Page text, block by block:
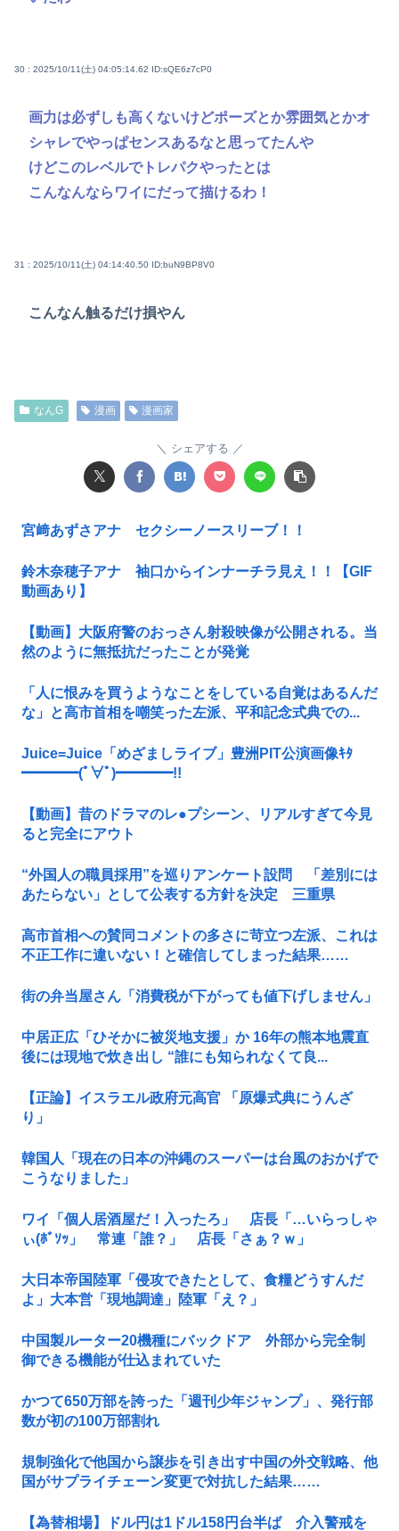
30 : 2025/10/11(土) 04:05:14.62 ID:sQE6z7cP0
画力は必ずしも高くないけどポーズとか雰囲気とかオ
シャレでやっぱセンスあるなと思ってたんや
けどこのレベルでトレパクやったとは
こんなんならワイにだって描けるわ！
31 : 2025/10/11(土) 04:14:40.50 ID:buN9BP8V0
こんなん触るだけ損やん
なんG 漫画 漫画家
シェアする
宮﨑あずさアナ セクシーノースリーブ！！
鈴木奈穂子アナ 袖口からインナーチラ見え！！【GIF
動画あり】
【動画】大阪府警のおっさん射殺映像が公開される。当
然のように無抵抗だったことが発覚
「人に恨みを買うようなことをしている自覚はあるんだ
な」と高市首相を嘲笑った左派、平和記念式典での...
Juice=Juice「めざましライブ」豊洲PIT公演画像ｷﾀ
━━━━(ﾟ∀ﾟ)━━━━!!
【動画】昔のドラマのレ●プシーン、リアルすぎて今見
ると完全にアウト
“外国人の職員採用”を巡りアンケート設問 「差別には
あたらない」として公表する方針を決定 三重県
高市首相への賛同コメントの多さに苛立つ左派、これは
不正工作に違いない！と確信してしまった結果……
街の弁当屋さん「消費税が下がっても値下げしません」
中居正広「ひそかに被災地支援」か 16年の熊本地震直
後には現地で炊き出し “誰にも知られなくて良...
【正論】イスラエル政府元高官 「原爆式典にうんざ
り」
韓国人「現在の日本の沖縄のスーパーは台風のおかげで
こうなりました」
ワイ「個人居酒屋だ！入ったろ」 店長「…いらっしゃ
ぃ(ﾎﾞｿｯ」 常連「誰？」 店長「さぁ？ｗ」
大日本帝国陸軍「侵攻できたとして、食糧どうすんだ
よ」大本営「現地調達」陸軍「え？」
中国製ルーター20機種にバックドア 外部から完全制
御できる機能が仕込まれていた
かつて650万部を誇った「週刊少年ジャンプ」、発行部
数が初の100万部割れ
規制強化で他国から譲歩を引き出す中国の外交戦略、他
国がサプライチェーン変更で対抗した結果……
【為替相場】ドル円は1ドル158円台半ば 介入警戒を